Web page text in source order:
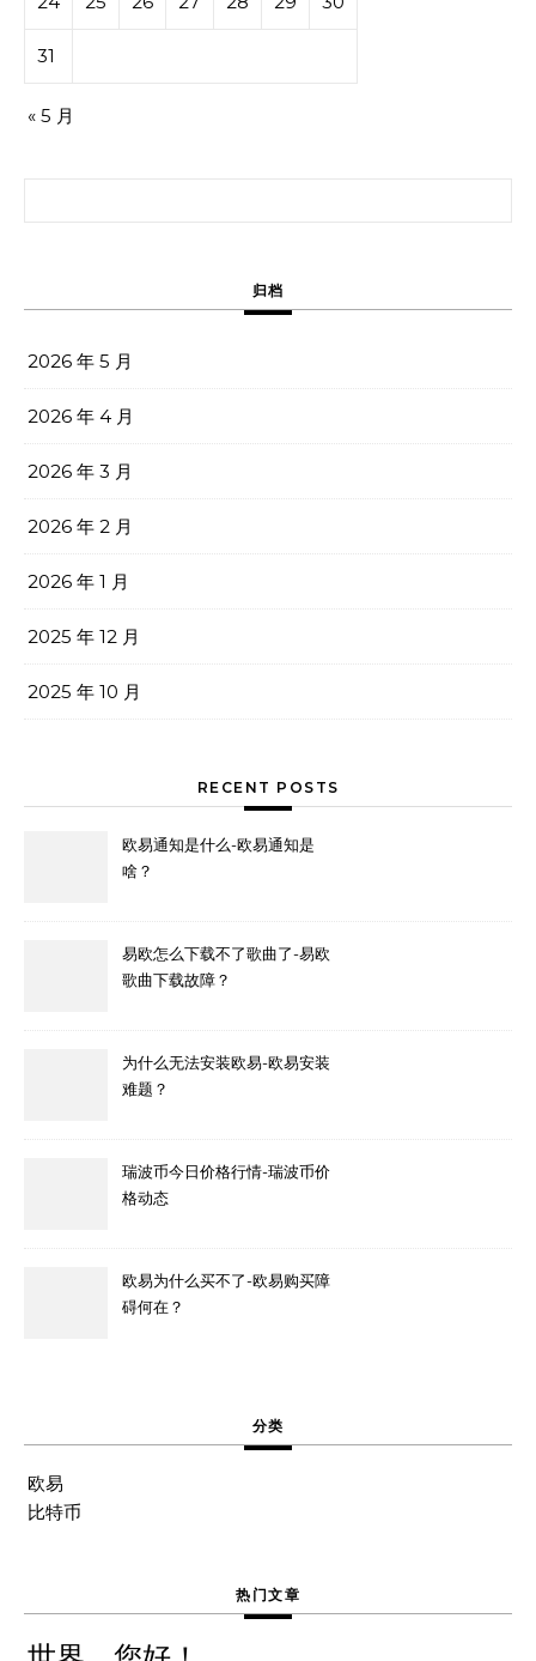
31
« 5 月
归档
2026 年 5 月
2026 年 4 月
2026 年 3 月
2026 年 2 月
2026 年 1 月
2025 年 12 月
2025 年 10 月
RECENT POSTS
欧易通知是什么-欧易通知是
啥？
易欧怎么下载不了歌曲了-易欧
歌曲下载故障？
为什么无法安装欧易-欧易安装
难题？
瑞波币今日价格行情-瑞波币价
格动态
欧易为什么买不了-欧易购买障
碍何在？
分类
欧易
比特币
热门文章